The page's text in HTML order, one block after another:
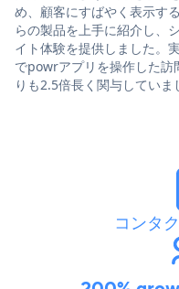
め、顧客にすばやく表示す
らの製品を上手に紹介し、
イト体験を提供しました。
でpowrアプリを操作した訪
りも2.5倍長く関与していま
コンタ